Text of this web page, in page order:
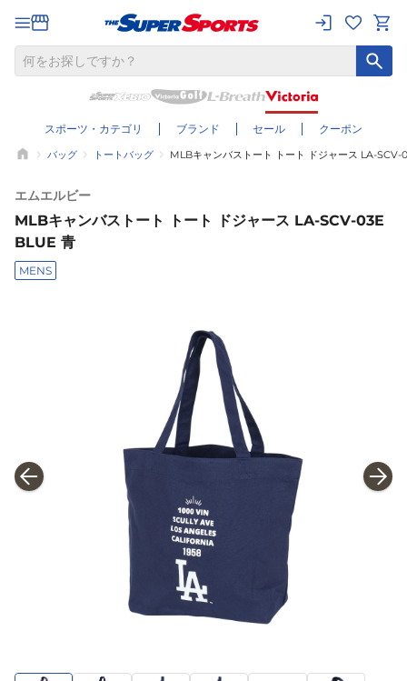
スポーツ・カテゴリ ブランド セール クーポン
バッグ トートバッグ MLBキャンバストート トート ドジャース LA-SCV-
エムエルビー
MLBキャンバストート トート ドジャース LA-SCV-03E
BLUE 青
MENS